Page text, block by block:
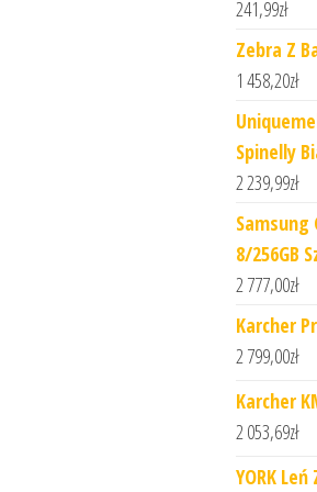
241,99zł
Zebra Z
1 458,20zł
Spinelly
2 239,99zł
Samsung
8/256GB
2 777,00zł
Karcher
2 799,00zł
Karcher
2 053,69zł
YORK